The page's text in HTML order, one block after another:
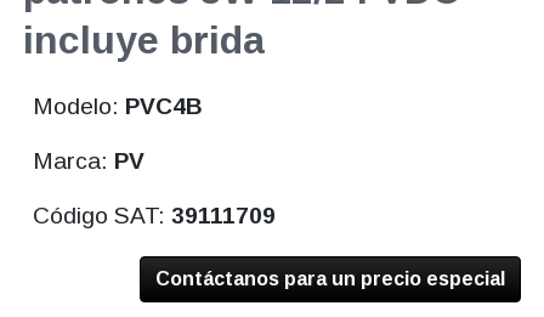
incluye brida
Modelo: PVC4B
Marca: PV
Código SAT:39111709
Contáctanos para un precio especial